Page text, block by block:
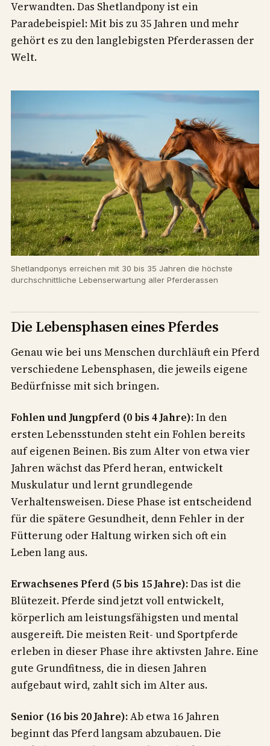
Verwandten. Das Shetlandpony ist ein
Paradebeispiel: Mit bis zu 35 Jahren und mehr
gehört es zu den langlebigsten Pferderassen der
Welt.
Shetlandponys erreichen mit 30 bis 35 Jahren die höchste
durchschnittliche Lebenserwartung aller Pferderassen
Die Lebensphasen eines Pferdes
Genau wie bei uns Menschen durchläuft ein Pferd
verschiedene Lebensphasen, die jeweils eigene
Bedürfnisse mit sich bringen.
Fohlen und Jungpferd (0 bis 4 Jahre):In den
ersten Lebensstunden steht ein Fohlen bereits
auf eigenen Beinen. Bis zum Alter von etwa vier
Jahren wächst das Pferd heran, entwickelt
Muskulatur und lernt grundlegende
Verhaltensweisen. Diese Phase ist entscheidend
für die spätere Gesundheit, denn Fehler in der
Fütterung oder Haltung wirken sich oft ein
Leben lang aus.
Erwachsenes Pferd (5 bis 15 Jahre):Das ist die
Blütezeit. Pferde sind jetzt voll entwickelt,
körperlich am leistungsfähigsten und mental
ausgereift. Die meisten Reit- und Sportpferde
erleben in dieser Phase ihre aktivsten Jahre. Eine
gute Grundfitness, die in diesen Jahren
aufgebaut wird, zahlt sich im Alter aus.
Senior (16 bis 20 Jahre):Ab etwa 16 Jahren
beginnt das Pferd langsam abzubauen. Die